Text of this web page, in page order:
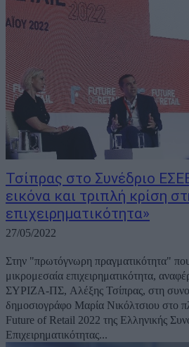
Τσίπρας στο Συνέδριο
εικόνα και τριπλή κρίση
επιχειρηματικότητα»
27/05/2022
Στην "πρωτόγνωρη πραγματικότητα"
μικρομεσαία επιχειρηματικότητα,
ΣΥΡΙΖΑ-ΠΣ, Αλέξης Τσίπρας, στη
δημοσιογράφο Μαρία Νικόλτσιου στο
Future of Retail 2022 της Ελληνικής
Επιχειρηματικότητας...